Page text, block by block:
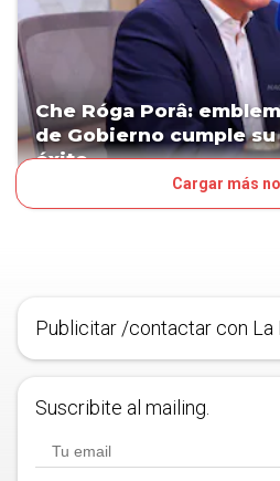
Che Róga Porâ:
de Gobierno cumple
éxito
Cargar más
Publicitar /contactar con La
Suscribite al mailing.